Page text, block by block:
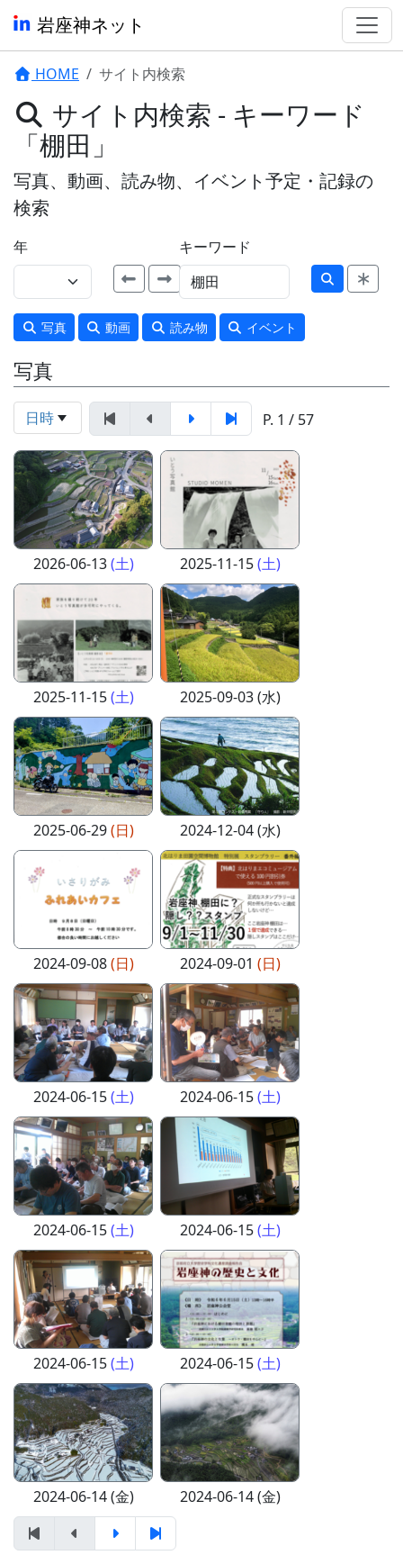
岩座神ネット
HOME サイト内検索
サイト内検索 - キーワード
「棚田」
写真、動画、読み物、イベント予定・記録の
検索
年 キーワード
写真 動画 読み物 イベント
写真
日時 P. 1 / 57
2026-06-13(土) 2025-11-15(土)
2025-11-15(土) 2025-09-03 (水)
2025-06-29(日) 2024-12-04 (水)
2024-09-08(日) 2024-09-01 (日)
2024-06-15(土) 2024-06-15(土)
2024-06-15(土) 2024-06-15(土)
2024-06-15(土) 2024-06-15(土)
2024-06-14 (金) 2024-06-14 (金)